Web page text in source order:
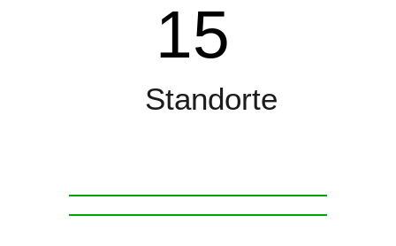
15
Standorte